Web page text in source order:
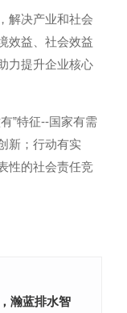
解决产业和社会
效益、社会效益
力提升企业核心
”特征--国家有需
新；行动有实
性的社会责任竞
瀚蓝排水智